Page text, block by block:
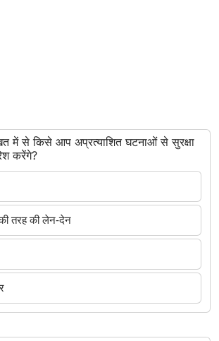
में से किसे आप अप्रत्याशित घटनाओं से सुरक्षा
करेंगे?
तरह की लेन-देन